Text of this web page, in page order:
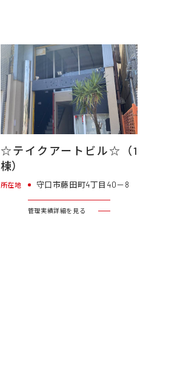
☆テイクアートビル☆（1
棟）
所在地 守口市藤田町4丁目40－8
管理実績詳細を見る